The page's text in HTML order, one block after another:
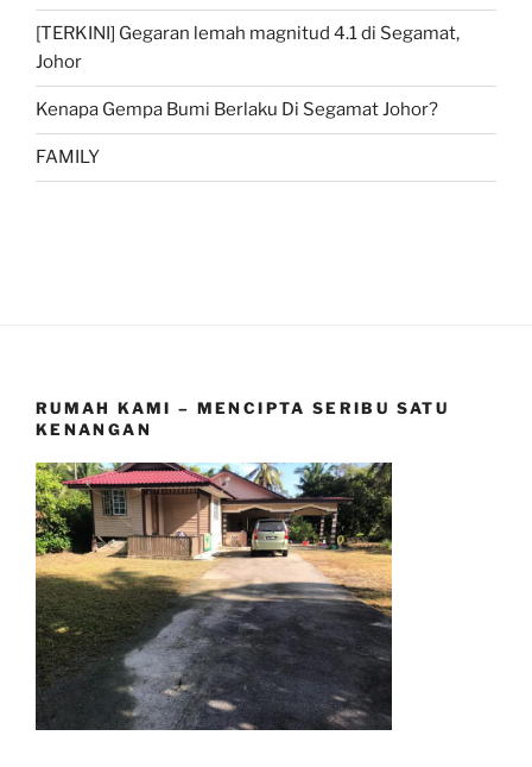
[TERKINI] Gegaran lemah magnitud 4.1 di Segamat,
Johor
Kenapa Gempa Bumi Berlaku Di Segamat Johor?
FAMILY
RUMAH KAMI – MENCIPTA SERIBU SATU
KENANGAN